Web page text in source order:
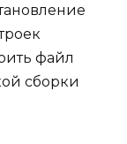
файл
сборки